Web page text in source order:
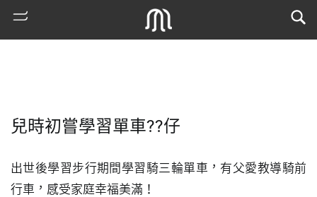
兒時初嘗學習單車??仔
出世後學習步行期間學習騎三輪單車，有父愛教導騎前
行車，感受家庭幸福美滿！